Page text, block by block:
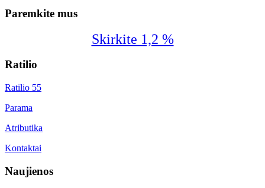
Paremkite mus
Skirkite 1,2 %
Ratilio
Ratilio 55
Parama
Atributika
Kontaktai
Naujienos